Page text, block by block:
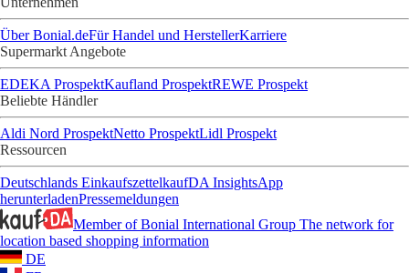
Über Bonial.deFür Handel und HerstellerKarriere
Supermarkt Angebote
EDEKA ProspektKaufland ProspektREWE Prospekt
Beliebte Händler
Aldi Nord ProspektNetto ProspektLidl Prospekt
Ressourcen
Deutschlands EinkaufszettelkaufDA InsightsApp
herunterladenPressemeldungen
Member of Bonial International Group The network for
location based shopping information
DE